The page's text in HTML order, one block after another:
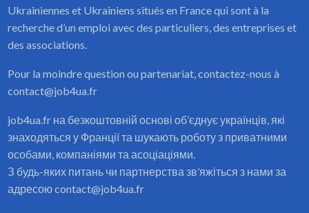
Ukrainiennes et Ukrainiens situés en France qui sont à la
recherche d’un emploi avec des particuliers, des entreprises et
des associations.
Pour la moindre question ou partenariat, contactez-nous à
contact@job4ua.fr
job4ua.fr на безкоштовній основі об’єднує українців, які
знаходяться у Франції та шукають роботу з приватними
особами, компаніями та асоціаціями.
З будь-яких питань чи партнерства зв’яжіться з нами за
адресою contact@job4ua.fr